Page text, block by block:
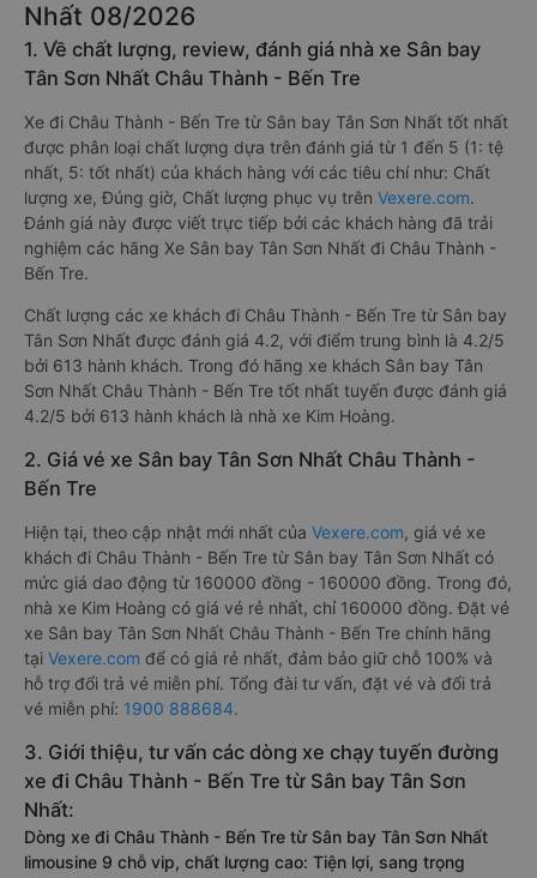
Nhất 08/2026
1. Về chất lượng, review, đánh giá nhà xe Sân bay
Tân Sơn Nhất Châu Thành - Bến Tre
Xe đi Châu Thành - Bến Tre từ Sân bay Tân Sơn Nhất tốt nhất
được phân loại chất lượng dựa trên đánh giá từ 1 đến 5 (1: tệ
nhất, 5: tốt nhất) của khách hàng với các tiêu chí như: Chất
lượng xe, Đúng giờ, Chất lượng phục vụ trên Vexere.com.
Đánh giá này được viết trực tiếp bởi các khách hàng đã trải
nghiệm các hãng Xe Sân bay Tân Sơn Nhất đi Châu Thành -
Bến Tre.
Chất lượng các xe khách đi Châu Thành - Bến Tre từ Sân bay
Tân Sơn Nhất được đánh giá 4.2, với điểm trung bình là 4.2/5
bởi 613 hành khách. Trong đó hãng xe khách Sân bay Tân
Sơn Nhất Châu Thành - Bến Tre tốt nhất tuyến được đánh giá
4.2/5 bởi 613 hành khách là nhà xe Kim Hoàng.
2. Giá vé xe Sân bay Tân Sơn Nhất Châu Thành -
Bến Tre
Hiện tại, theo cập nhật mới nhất của Vexere.com, giá vé xe
khách đi Châu Thành - Bến Tre từ Sân bay Tân Sơn Nhất có
mức giá dao động từ 160000 đồng - 160000 đồng. Trong đó,
nhà xe Kim Hoàng có giá vé rẻ nhất, chỉ 160000 đồng. Đặt vé
xe Sân bay Tân Sơn Nhất Châu Thành - Bến Tre chính hãng
tại Vexere.com để có giá rẻ nhất, đảm bảo giữ chỗ 100% và
hỗ trợ đổi trả vé miễn phí. Tổng đài tư vấn, đặt vé và đổi trả
vé miễn phí: 1900 888684.
3. Giới thiệu, tư vấn các dòng xe chạy tuyến đường
xe đi Châu Thành - Bến Tre từ Sân bay Tân Sơn
Nhất:
Dòng xe đi Châu Thành - Bến Tre từ Sân bay Tân Sơn Nhất
limousine 9 chỗ vip, chất lượng cao: Tiện lợi, sang trọng